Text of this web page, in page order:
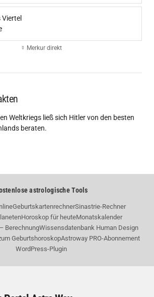
☿ Merkur direkt
Weltkriegs ließ sich Hitler von den besten
beraten.
astrologische Tools
GeburtskartenrechnerSinastrie-Rechner
Horoskop für heuteMonatskalender
BerechnungWissensdatenbank Human Design
GeburtshoroskopAstroway PRO-Abonnement
WordPress-Plugin